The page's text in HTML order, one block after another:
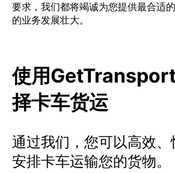
要求，我们都将竭诚为您提供最合适
的业务发展壮大。
使用
择卡车货运
通过我们，您可以高效
安排卡车运输您的货物。